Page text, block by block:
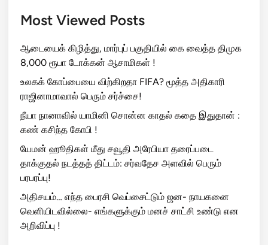
Most Viewed Posts
ஆடையைக் கிழித்து, மார்புப் பகுதியில் கை வைத்த திமுக
8,000 ரூபா டோக்கன் ஆசாமிகள் !
உலகக் கோப்பையை விற்கிறதா FIFA? மூத்த அதிகாரி
ராஜினாமாவால் பெரும் சர்ச்சை!
நீயா நானாவில் யாமினி சொன்ன காதல் கதை இதுதான் :
கண் கசிந்த கோபி !
யேமன் ஹூதிகள் மீது சவூதி அரேபியா தரைப்படை
தாக்குதல் நடத்தத் திட்டம்: சர்வதேச அளவில் பெரும்
பரபரப்பு!
அதிசயம்… எந்த பைரசி வெப்சைட்டும் ஜன- நாயகனை
வெளியிடவில்லை- எங்களுக்கும் மனச் சாட்சி உண்டு என
அறிவிப்பு !